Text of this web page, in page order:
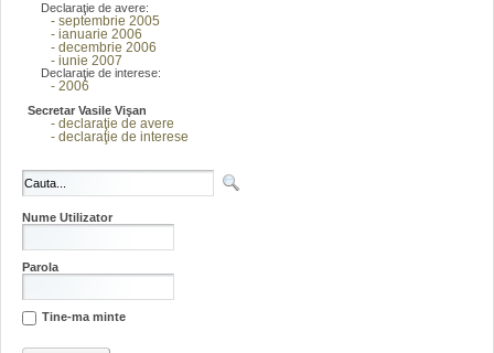
Declaraţie de avere:
- septembrie 2005
- ianuarie 2006
- decembrie 2006
- iunie 2007
Declaraţie de interese:
- 2006
Secretar Vasile Vişan
- declaraţie de avere
- declaraţie de interese
Nume Utilizator
Parola
Tine-ma minte